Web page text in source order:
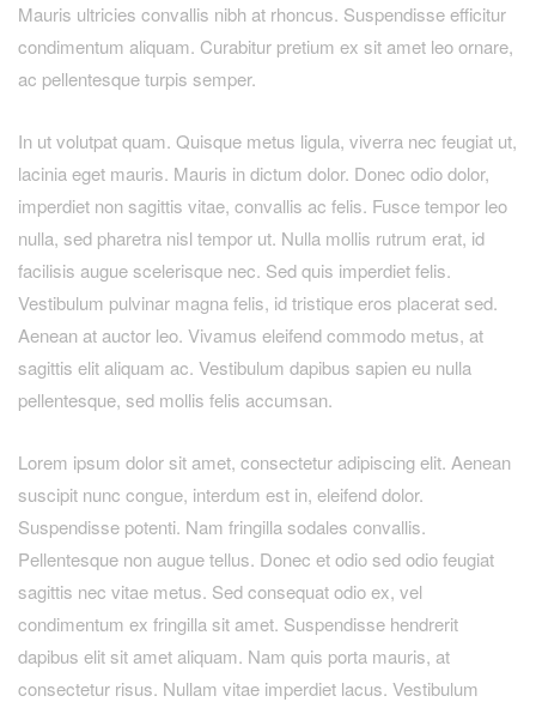
Mauris ultricies convallis nibh at rhoncus. Suspendisse efficitur
condimentum aliquam. Curabitur pretium ex sit amet leo ornare,
ac pellentesque turpis semper.
In ut volutpat quam. Quisque metus ligula, viverra nec feugiat ut,
lacinia eget mauris. Mauris in dictum dolor. Donec odio dolor,
imperdiet non sagittis vitae, convallis ac felis. Fusce tempor leo
nulla, sed pharetra nisl tempor ut. Nulla mollis rutrum erat, id
facilisis augue scelerisque nec. Sed quis imperdiet felis.
Vestibulum pulvinar magna felis, id tristique eros placerat sed.
Aenean at auctor leo. Vivamus eleifend commodo metus, at
sagittis elit aliquam ac. Vestibulum dapibus sapien eu nulla
pellentesque, sed mollis felis accumsan.
Lorem ipsum dolor sit amet, consectetur adipiscing elit. Aenean
suscipit nunc congue, interdum est in, eleifend dolor.
Suspendisse potenti. Nam fringilla sodales convallis.
Pellentesque non augue tellus. Donec et odio sed odio feugiat
sagittis nec vitae metus. Sed consequat odio ex, vel
condimentum ex fringilla sit amet. Suspendisse hendrerit
dapibus elit sit amet aliquam. Nam quis porta mauris, at
consectetur risus. Nullam vitae imperdiet lacus. Vestibulum